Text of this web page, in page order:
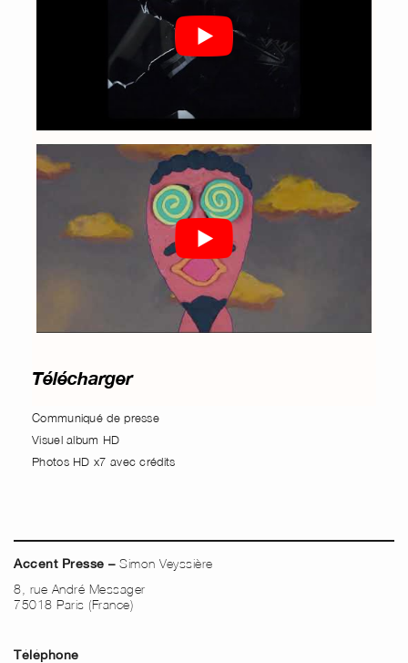
Télécharger
Communiqué de presse
Visuel album HD
Photos HD x7 avec crédits
Accent Presse –Simon Veyssière
8, rue André Messager
75018 Paris (France)
Téléphone